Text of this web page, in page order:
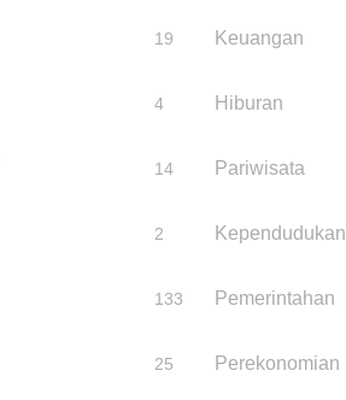
19 Keuangan
4 Hiburan
14 Pariwisata
2 Kependudukan
133 Pemerintahan
25 Perekonomian